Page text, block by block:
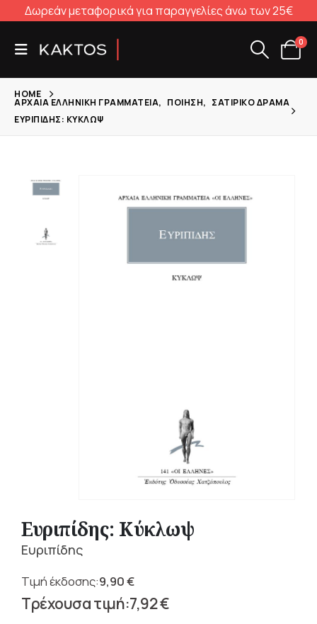
Δωρεάν μεταφορικά για παραγγελίες άνω των 25€
0
HOME
ΑΡΧΑΊΑ ΕΛΛΗΝΙΚΉ ΓΡΑΜΜΑΤΕΊΑ, ΠΟΊΗΣΗ, ΣΑΤΙΡΙΚΌ ΔΡΆΜΑ
ΕΥΡΙΠΊΔΗΣ: ΚΎΚΛΩΨ
Ευριπίδης: Κύκλωψ
Ευριπίδης
9,90€
Original
price 7,92€